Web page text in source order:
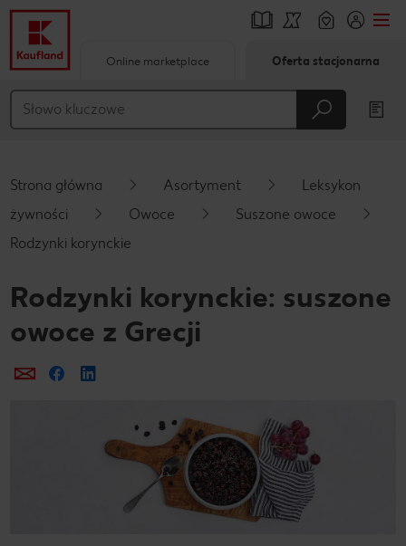
Główna treść
Pływający pasek boczny
Online marketplace Oferta stacjonarna
Strona główna Asortyment
Leksykon
żywności
Owoce
Suszone owoce
Rodzynki korynckie
Rodzynki korynckie: suszone
owoce z Grecji
Prześlij e-mailem
Udostępnij na Facebooku